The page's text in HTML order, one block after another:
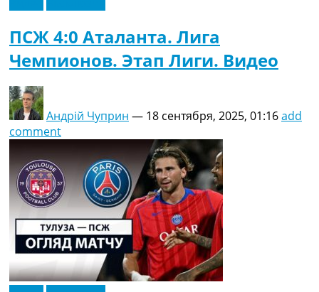
ПСЖ 4:0 Аталанта. Лига
Чемпионов. Этап Лиги. Видео
Андрій Чуприн — 18 сентября, 2025, 01:16add
comment